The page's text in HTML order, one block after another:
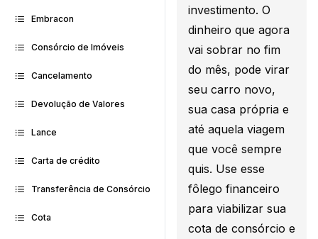
Embracon
Consórcio de Imóveis
Cancelamento
Devolução de Valores
Lance
Carta de crédito
Transferência de Consórcio
Cota
investimento. O
dinheiro que agora
vai sobrar no fim
do mês, pode virar
seu carro novo,
sua casa própria e
até aquela viagem
que você sempre
quis. Use esse
fôlego financeiro
para viabilizar sua
cota de consórcio e